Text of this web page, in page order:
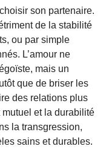
son partenaire.
de la stabilité
ou par simple
L’amour ne
mais un
que de briser les
des relations plus
et la durabilité
la transgression,
sains et durables.